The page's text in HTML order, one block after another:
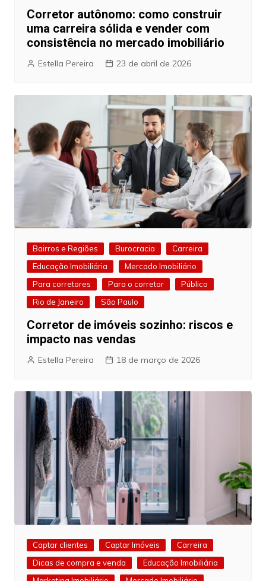
Corretor autônomo: como construir
uma carreira sólida e vender com
consistência no mercado imobiliário
Estella Pereira 23 de abril de 2026
Bairros e Regiões Burocracia
Carreira
Educação Imobiliária
Mercado Imobiliário
Para corretores
Para o corretor
Público
Rio de Janeiro
São Paulo
Corretor de imóveis sozinho: riscos e
impacto nas vendas
Estella Pereira 18 de março de 2026
Captar clientes Captar Imóveis
Carreira
Dicas de compra e venda
Educação Imobiliária